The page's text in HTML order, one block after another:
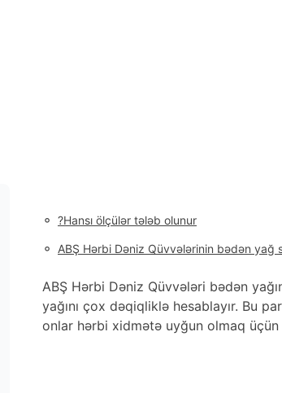
◦ Hansı ölçülər tələb olunur?
◦ ABŞ Hərbi Dəniz Qüvvələrinin bədən yağ
ABŞ Hərbi Dəniz Qüvvələri bədən
yağını çox dəqiqliklə hesablayır. Bu
onlar hərbi xidmətə uyğun olmaq